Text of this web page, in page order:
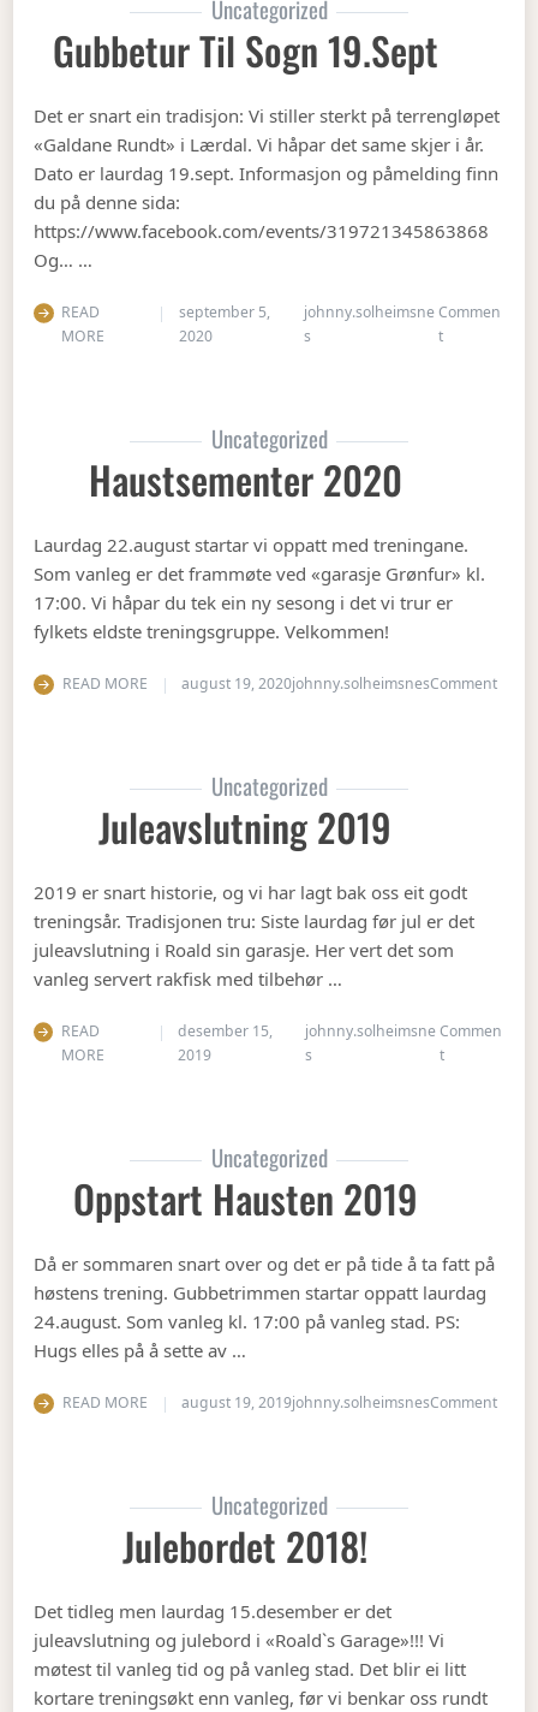
Uncategorized
Gubbetur Til Sogn 19.sept
Det er snart ein tradisjon: Vi stiller sterkt på terrengløpet
«Galdane Rundt» i Lærdal. Vi håpar det same skjer i år.
Dato er laurdag 19.sept. Informasjon og påmelding finn
du på denne sida:
https://www.facebook.com/events/319721345863868
Og… …
READ
MORE
september 5,
2020
johnny.solheimsne
s
Commen
ton Gubbetur
Uncategorized
Haustsementer 2020
Laurdag 22.august startar vi oppatt med treningane.
Som vanleg er det frammøte ved «garasje Grønfur» kl.
17:00. Vi håpar du tek ein ny sesong i det vi trur er
fylkets eldste treningsgruppe. Velkommen!
READ MORE august 19, 2020johnny.solheimsnesCommenton
Uncategorized
Juleavslutning 2019
2019 er snart historie, og vi har lagt bak oss eit godt
treningsår. Tradisjonen tru: Siste laurdag før jul er det
juleavslutning i Roald sin garasje. Her vert det som
vanleg servert rakfisk med tilbehør …
READ
MORE
desember 15,
2019
johnny.solheimsne
s
Commen
ton
Uncategorized
Oppstart Hausten 2019
Då er sommaren snart over og det er på tide å ta fatt på
høstens trening. Gubbetrimmen startar oppatt laurdag
24.august. Som vanleg kl. 17:00 på vanleg stad. PS:
Hugs elles på å sette av …
READ MORE august 19, 2019johnny.solheimsnesCommenton
Uncategorized
Julebordet 2018!
Det tidleg men laurdag 15.desember er det
juleavslutning og julebord i «Roald`s Garage»!!! Vi
møtest til vanleg tid og på vanleg stad. Det blir ei litt
kortare treningsøkt enn vanleg, før vi benkar oss rundt